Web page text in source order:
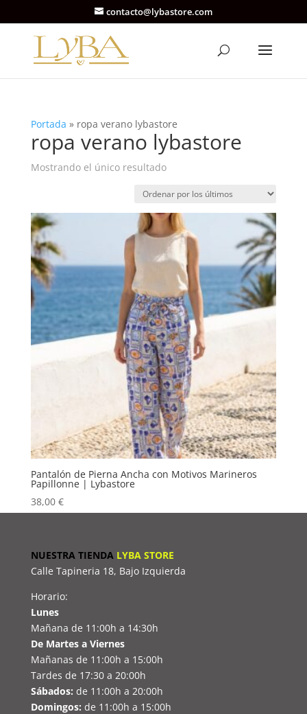
contacto@lybastore.com
Portada » ropa verano lybastore
ropa verano lybastore
Mostrando el único resultado
Pantalón de Pierna Ancha con Motivos Marineros
Papillonne | Lybastore
38,00 €
NUESTRA TIENDA LYBA STORE
Calle Tapineria 18, Bajo Izquierda
Horario:
Lunes
Mañana de 11:00h a 14:30h
De Martes a Viernes
Mañanas de 11:00h a 15:00h
Tardes de 17:30 a 20:00h
Sábados: de 11:00h a 20:00h
Domingos: de 11:00h a 15:00h